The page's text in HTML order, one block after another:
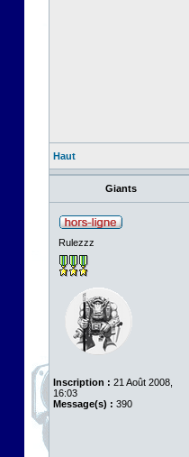
Haut
Giants
Rulezzz
Inscription : 21 Août 2008,
16:03
Message(s) : 390